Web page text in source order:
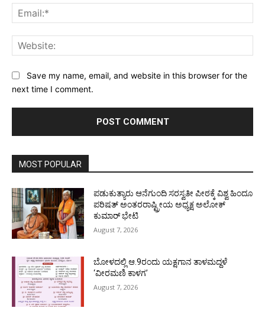
Save my name, email, and website in this browser for the
next time I comment.
MOST POPULAR
ಪಡುಕುತ್ಯಾರು ಆನೆಗುಂದಿ ಸರಸ್ವತೀ ಪೀಠಕ್ಕೆ ವಿಶ್ವ ಹಿಂದೂ
ಪರಿಷತ್ ಅಂತರರಾಷ್ಟ್ರೀಯ ಅಧ್ಯಕ್ಷ ಅಲೋಕ್
ಕುಮಾರ್ ಭೇಟಿ
August 7, 2026
ಬೋಳದಲ್ಲಿ ಆ.9ರಂದು ಯಕ್ಷಗಾನ ತಾಳಮದ್ದಳೆ
‘ವೀರಮಣಿ ಕಾಳಗ’
August 7, 2026